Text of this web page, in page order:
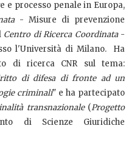
e processo penale in Europa,
- Misure di prevenzione
Centro di Ricerca Coordinata-
l'Università di Milano. Ha
di ricerca CNR sul tema:
di difesa di fronte ad un
criminali" e ha partecipato
transnazionale(Progetto
di Scienze Giuridiche